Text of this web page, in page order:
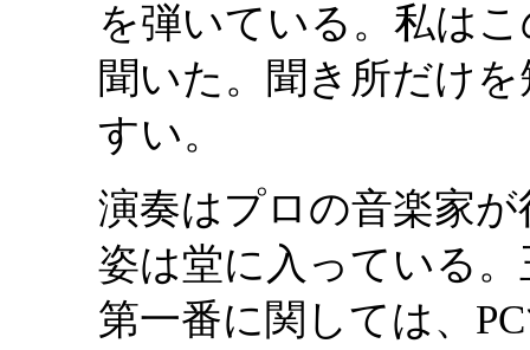
を弾いている。私は
聞いた。聞き所だけ
すい。
演奏はプロの音楽家
姿は堂に入っている
第一番に関しては、